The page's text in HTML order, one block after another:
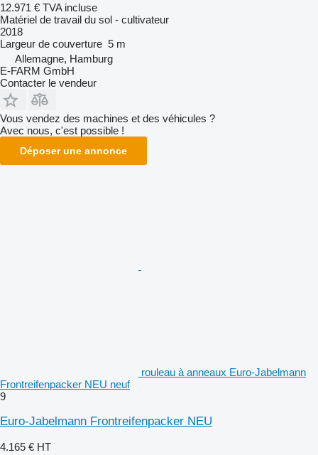
12.971 € TVA incluse
Matériel de travail du sol - cultivateur
2018
Largeur de couverture 5 m
Allemagne, Hamburg
E-FARM GmbH
Contacter le vendeur
Vous vendez des machines et des véhicules ?
Avec nous, c'est possible !
Déposer une annonce
rouleau à anneaux Euro-Jabelmann
Frontreifenpacker NEU neuf
9
Euro-Jabelmann Frontreifenpacker NEU
4.165 € HT